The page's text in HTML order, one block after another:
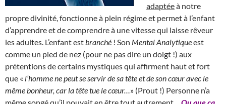
adaptéeà notre
propre divinité, fonctionne à plein régime et permet à l’enfant
d’apprendre et de comprendre à une vitesse qui laisse rêveur
les adultes. L’enfant est branché ! Son Mental Analytiqueest
comme un pied de nez (pour ne pas dire un doigt !) aux
prétentions de certains mystiques qui affirment haut et fort
que « l’homme ne peut se servir de sa tête et de son cœur avec le
même bonheur, car la tête tue le cœur… » (Prout !) Personne n’a
même songé qu’il pouvait en être tout autrement… Ou que ça